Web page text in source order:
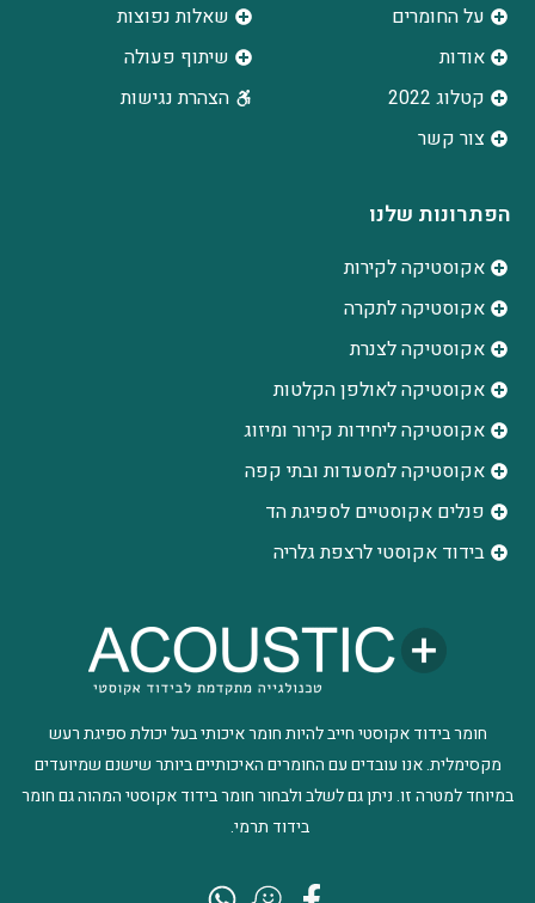
חומר בידוד אקוסטי חייב להיות חומר איכותי בעל יכולת ספיגת רעש
מקסימלית. אנו עובדים עם החומרים האיכותיים ביותר שישנם שמיועדים
במיוחד למטרה זו. ניתן גם לשלב ולבחור חומר בידוד אקוסטי המהוה גם חומר
בידוד תרמי.
על החומרים
אודות
קטלוג 2022
צור קשר
שאלות נפוצות
שיתוף פעולה
הצהרת נגישות
הפתרונות שלנו
אקוסטיקה לקירות
אקוסטיקה לתקרה
אקוסטיקה לצנרת
אקוסטיקה לאולפן הקלטות
‫אקוסטיקה ליחידות קירור ומיזוג
אקוסטיקה למסעדות ובתי קפה
פנלים אקוסטיים לספיגת הד
בידוד אקוסטי לרצפת גלריה